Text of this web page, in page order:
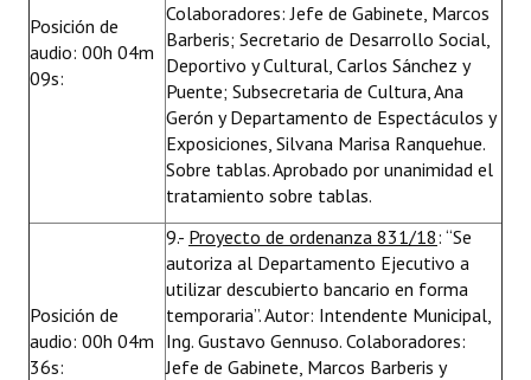
Posición de
audio: 00h 04m
09s:
Colaboradores: Jefe de Gabinete, Marcos
Barberis; Secretario de Desarrollo Social,
Deportivo y Cultural, Carlos Sánchez y
Puente; Subsecretaria de Cultura, Ana
Gerón y Departamento de Espectáculos y
Exposiciones, Silvana Marisa Ranquehue.
Sobre tablas. Aprobado por unanimidad el
tratamiento sobre tablas.
Posición de
audio: 00h 04m
36s:
9.- Proyecto de ordenanza 831/18: “Se
autoriza al Departamento Ejecutivo a
utilizar descubierto bancario en forma
temporaria”. Autor: Intendente Municipal,
Ing. Gustavo Gennuso. Colaboradores:
Jefe de Gabinete, Marcos Barberis y